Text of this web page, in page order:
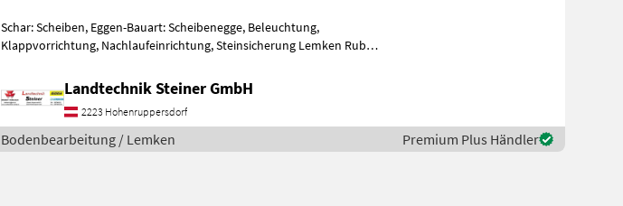
Schar: Scheiben, Eggen-Bauart: Scheibenegge, Beleuchtung,
Klappvorrichtung, Nachlaufeinrichtung, Steinsicherung Lemken Rubin
Landtechnik Steiner GmbH
2223 Hohenruppersdorf
Bodenbearbeitung / Lemken Premium Plus Händler